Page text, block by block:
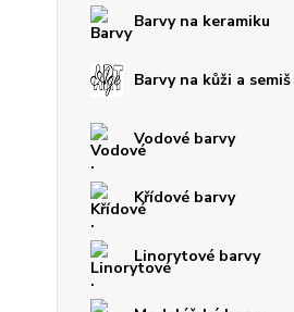
Barvy na keramiku
Barvy na kůži a semiš
Vodové barvy
Křídové barvy
Linorytové barvy